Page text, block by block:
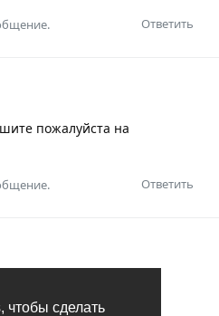
чтобы сделать
Ответить
пожалуйста на
Ответить